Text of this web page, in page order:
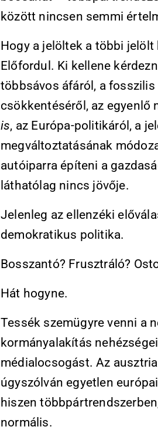
között nincsen semmi
Hogy a jelöltek a többi
Előfordul. Ki kellene
többsávos áfáról, a
csökkentéséről, az
is, az Európa-politikáról, a
megváltoztatásának
autóiparra építeni a
láthatólag nincs jövője.
Jelenleg az ellenzéki
demokratikus politika.
Bosszantó? Frusztráló?
Hát hogyne.
Tessék szemügyre venni a
kormányalakítás
médialocsogást. Az
úgyszólván egyetlen
hiszen
normális.